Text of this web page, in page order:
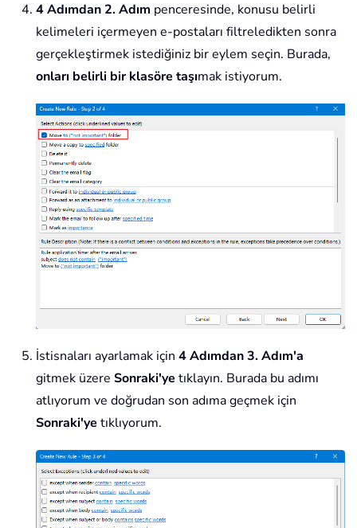
4 Adımdan 2. Adım penceresinde, konusu belirli
kelimeleri içermeyen e-postaları filtreledikten sonra
gerçekleştirmek istediğiniz bir eylem seçin. Burada,
onları belirli bir klasöre taşımak istiyorum.
İstisnaları ayarlamak için 4 Adımdan 3. Adım'a
gitmek üzere Sonraki'ye tıklayın. Burada bu adımı
atlıyorum ve doğrudan son adıma geçmek için
Sonraki'ye tıklıyorum.